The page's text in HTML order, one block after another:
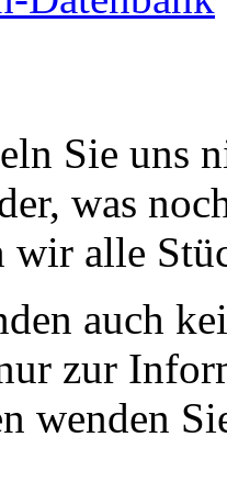
Sie uns
was
wir alle
auch
zur
wenden